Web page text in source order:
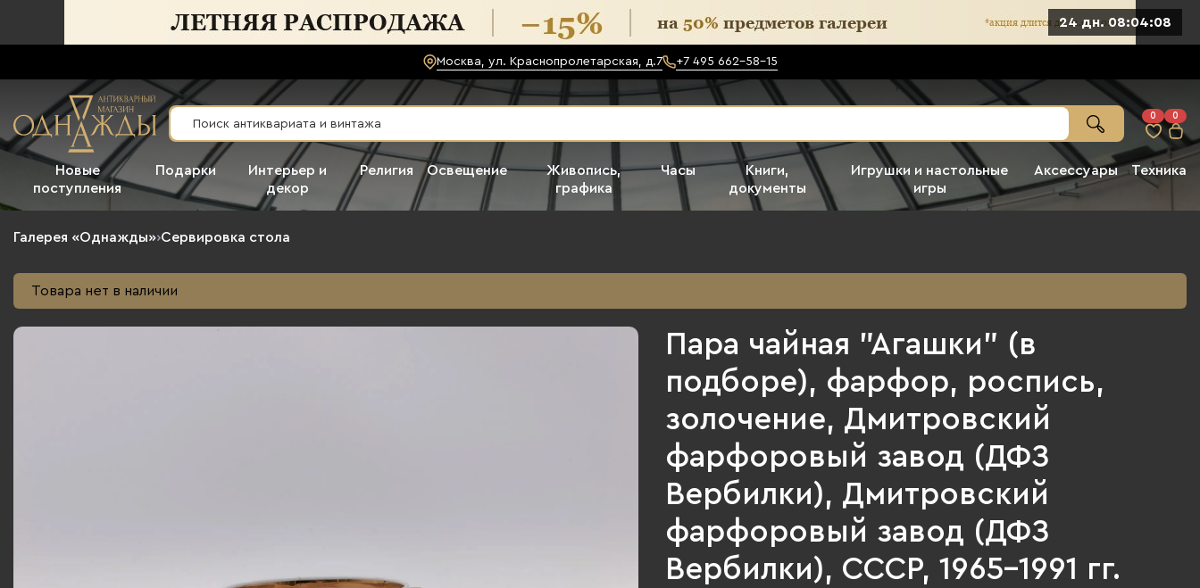
24 дн. 08:04:06
Москва, ул. Краснопролетарская, д.7 +7 495 662-58-15
0 0
Новые
поступления
Подарки
Интерьер и
декор
Религия Освещение
Живопись,
графика
Часы
Книги,
документы
Игрушки и настольные
игры
Аксессуары Техника
Галерея «Однажды»›Сервировка стола
Товара нет в наличии
Пара чайная "Агашки" (в
подборе), фарфор, роспись,
золочение, Дмитровский
фарфоровый завод (ДФЗ
Вербилки), Дмитровский
фарфоровый завод (ДФЗ
Вербилки), СССР, 1965-1991 гг.